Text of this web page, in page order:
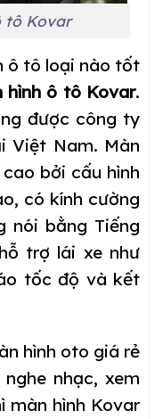
tô Kovar
ô tô loại nào tốt
hình ô tô Kovar.
được công ty
Việt Nam. Màn
bởi cấu hình
có kính cường
nói bằng Tiếng
trợ lái xe như
tốc độ và kết
hình oto giá rẻ
nhạc, xem
màn hình Kovar